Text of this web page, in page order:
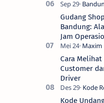
Gudang
Bandung:
Jam
Cara Melihat
Customer
Driver
Kode